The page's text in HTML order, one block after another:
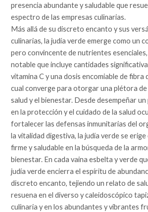
presencia abundante y saludable que
espectro de las empresas culinarias.
Más allá de su discreto encanto y sus
culinarias, la judía verde emerge como un
pero convincente de nutrientes
notable que incluye cantidades
vitamina C y una dosis encomiable de
cual converge para otorgar una plétora
salud y el bienestar. Desde desempeñar
en la protección y el cuidado de la salud
fortalecer las defensas inmunitarias del
la vitalidad digestiva, la judía verde se
firme y saludable en la búsqueda de la
bienestar. En cada vaina esbelta y verde
judía verde encierra el espíritu de
discreto encanto, tejiendo un relato de
resuena en el diverso y caleidoscópico
culinaria y en los abundantes y vibrantes